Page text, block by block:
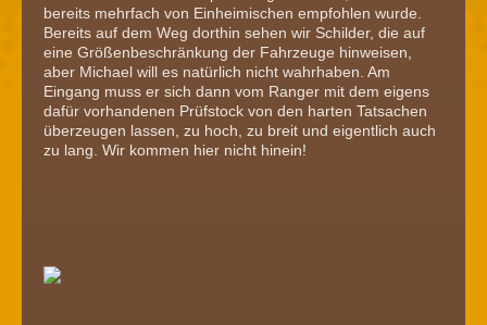
bereits mehrfach von Einheimischen empfohlen wurde.
Bereits auf dem Weg dorthin sehen wir Schilder, die auf
eine Größenbeschränkung der Fahrzeuge hinweisen,
aber Michael will es natürlich nicht wahrhaben. Am
Eingang muss er sich dann vom Ranger mit dem eigens
dafür vorhandenen Prüfstock von den harten Tatsachen
überzeugen lassen, zu hoch, zu breit und eigentlich auch
zu lang. Wir kommen hier nicht hinein!